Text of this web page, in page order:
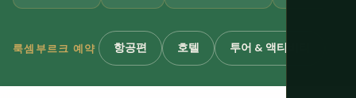
룩셈부르크 예약 항공편 호텔 투어 & 액티비티